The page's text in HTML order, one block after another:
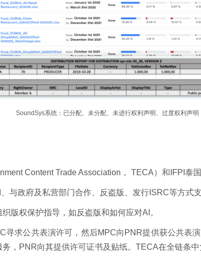
SoundSys系统：已分配、未分配、未进行权利声明、过度权利声明
Content Trade Association， TECA）和IFPI泰
与政府及私营部门合作、反盗版、发行ISRC等方式
版权保护指导，如反盗版和如何应对AI。
寻求公共表演许可，然后MPC向PNR提供获公共表
，PNR向其提供许可证书及贴纸。TECA在全链条中